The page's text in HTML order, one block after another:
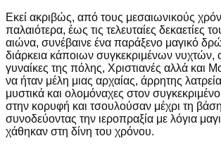
Εκεί ακριβώς, από τους μεσαιωνικούς
παλαιότερα, έως τις τελευταίες δεκαετίες
αιώνα, συνέβαινε ένα παράξενο μαγικό
διάρκεια κάποιων συγκεκριμένων νυχτών,
γυναίκες της πόλης, Χριστιανές αλλά και
να ήταν μέλη μιας αρχαίας, άρρητης
μυστικά και ολομόναχες στον
στην κορυφή και τσουλούσαν μέχρι τη
συνοδεύοντας την ιεροπραξία με λόγια
χάθηκαν στη δίνη του χρόνου.